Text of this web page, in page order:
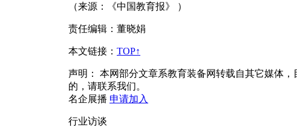
（来源：《中国教育报》 ）
责任编辑：董晓娟
本文链接 ： TOP↑
声明： 本网部分文章系教育装备网转载自其它媒体
的，请联系我们。
名企展播 申请加入
行业访谈